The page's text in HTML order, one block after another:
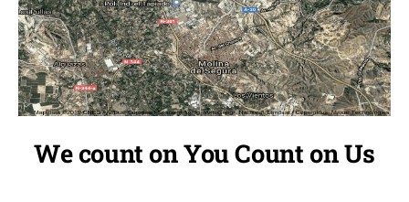
We count on You Count on Us